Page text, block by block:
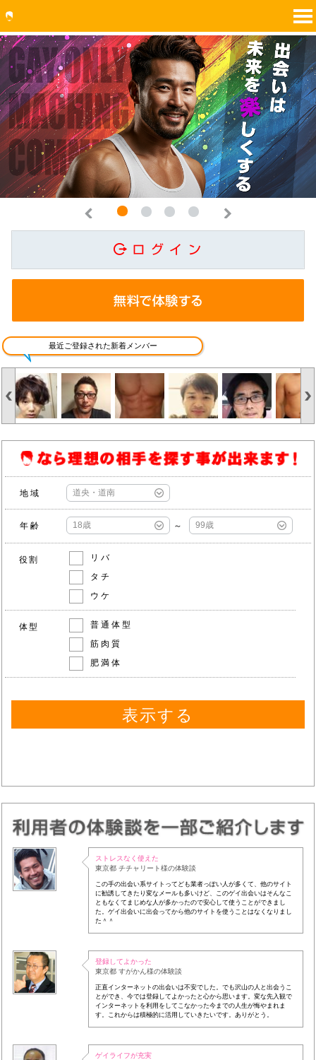
最近ご登録された新着メンバー
地域
年齢 ～
役割
リバ
タチ
ウケ
体型
普通体型
筋肉質
肥満体
ストレスなく使えた
東京都 チチャリート様の体験談
この手の出会い系サイトってども業者っぽい人が多くて、他のサイト
に勧誘してきたり変なメールも多いけど、このゲイ出会いはそんなこ
ともなくてまじめな人が多かったので安心して使うことができまし
た。ゲイ出会いに出会ってから他のサイトを使うことはなくなりまし
た＾＾
登録してよかった
東京都 すがかん様の体験談
正直インターネットの出会いは不安でした。でも沢山の人と出会うこ
とができ、今では登録してよかったと心から思います。変な先入観で
インターネットを利用をしてこなかった今までの人生が悔やまれま
す。これからは積極的に活用していきたいです。ありがとう。
ゲイライフが充実